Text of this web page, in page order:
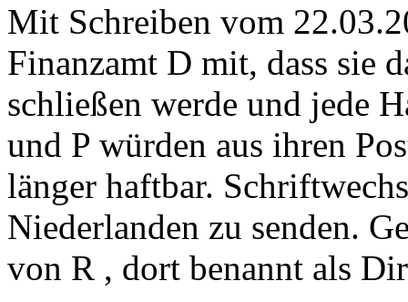
Mit Schreiben vom
Finanzamt D mit, dass sie
schließen werde und jede
und P würden aus ihren
länger haftbar.
Niederlanden zu senden.
von R , dort benannt als